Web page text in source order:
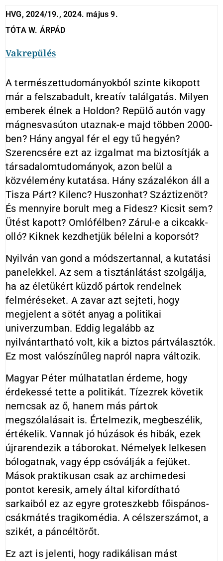
HVG, 2024/19., 2024. május 9.
TÓTA W. ÁRPÁD
Vakrepülés
A természettudományokból szinte kikopott
már a felszabadult, kreatív találgatás. Milyen
emberek élnek a Holdon? Repülő autón vagy
mágnesvasúton utaznak-e majd többen 2000-
ben? Hány angyal fér el egy tű hegyén?
Szerencsére ezt az izgalmat ma biztosítják a
társadalomtudományok, azon belül a
közvélemény kutatása. Hány százalékon áll a
Tisza Párt? Kilenc? Huszonhat? Száztizenöt?
És mennyire borult meg a Fidesz? Kicsit sem?
Ütést kapott? Omlófélben? Zárul-e a cikcakk­
olló? Kiknek kezdhetjük bélelni a koporsót?
Nyilván van gond a módszertannal, a kutatási
panelekkel. Az sem a tisztánlátást szolgálja,
ha az életükért küzdő pártok rendelnek
felméréseket. A zavar azt sejteti, hogy
megjelent a sötét anyag a politikai
univerzumban. Eddig legalább az
nyilvántartható volt, kik a biztos pártválasztók.
Ez most valószínűleg napról napra változik.
Magyar Péter múlhatatlan érdeme, hogy
érdekessé tette a politikát. Tízezrek követik
nemcsak az ő, hanem más pártok
megszólalásait is. Értelmezik, megbeszélik,
értékelik. Vannak jó húzások és hibák, ezek
újrarendezik a táborokat. Némelyek lelkesen
bólogatnak, vagy épp csóválják a fejüket.
Mások praktikusan csak az archimedesi
pontot keresik, amely által kifordítható
sarkaiból ez az egyre groteszkebb főispános-
csákmátés tragikomédia. A célszerszámot, a
szikét, a páncéltörőt.
Ez azt is jelenti, hogy radikálisan mást